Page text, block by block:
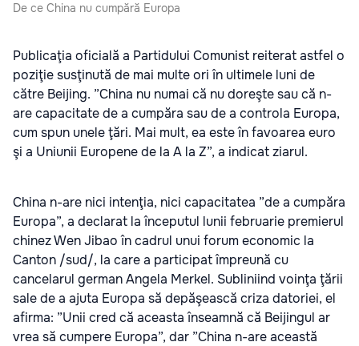
De ce China nu cumpără Europa
Publicaţia oficială a Partidului Comunist reiterat astfel o
poziţie susţinută de mai multe ori în ultimele luni de
către Beijing. ”China nu numai că nu doreşte sau că n-
are capacitate de a cumpăra sau de a controla Europa,
cum spun unele ţări. Mai mult, ea este în favoarea euro
şi a Uniunii Europene de la A la Z”, a indicat ziarul.
China n-are nici intenţia, nici capacitatea ”de a cumpăra
Europa”, a declarat la începutul lunii februarie premierul
chinez Wen Jibao în cadrul unui forum economic la
Canton /sud/, la care a participat împreună cu
cancelarul german Angela Merkel. Subliniind voinţa ţării
sale de a ajuta Europa să depăşească criza datoriei, el
afirma: ”Unii cred că aceasta înseamnă că Beijingul ar
vrea să cumpere Europa”, dar ”China n-are această